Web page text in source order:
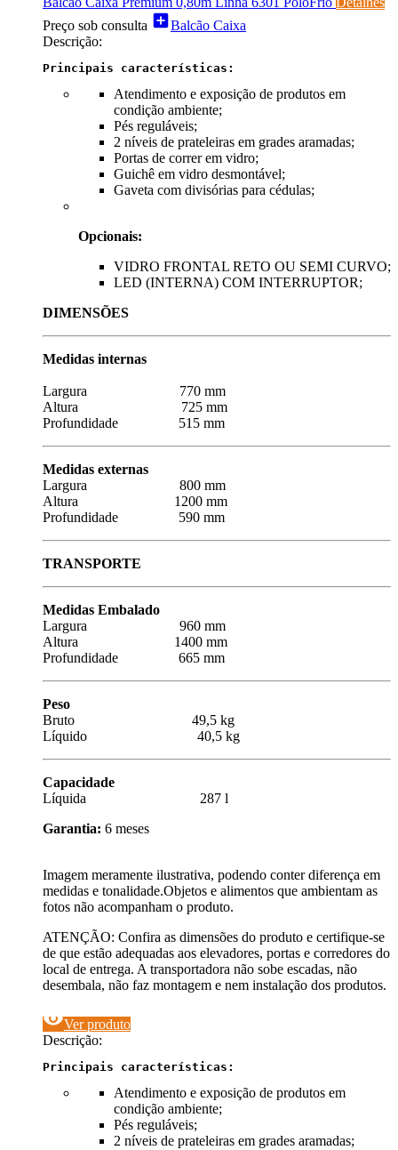
Preço sob consulta add_boxBalcão Caixa
Descrição:
Principais características:
Atendimento e exposição de produtos em
condição ambiente;
Pés reguláveis;
2 níveis de prateleiras em grades aramadas;
Portas de correr em vidro;
Guichê em vidro desmontável;
Gaveta com divisórias para cédulas;
Opcionais:
VIDRO FRONTAL RETO OU SEMI CURVO;
LED (INTERNA) COM INTERRUPTOR;
DIMENSÕES
Medidas internas
Largura 770 mm
Altura 725 mm
Profundidade 515 mm
Medidas externas
Largura 800 mm
Altura 1200 mm
Profundidade 590 mm
TRANSPORTE
Medidas Embalado
Largura 960 mm
Altura 1400 mm
Profundidade 665 mm
Peso
Bruto 49,5 kg
Líquido 40,5 kg
Capacidade
Líquida 287 l
Garantia: 6 meses
Imagem meramente ilustrativa, podendo conter diferença em
medidas e tonalidade.Objetos e alimentos que ambientam as
fotos não acompanham o produto.
ATENÇÃO: Confira as dimensões do produto e certifique-se
de que estão adequadas aos elevadores, portas e corredores do
local de entrega. A transportadora não sobe escadas, não
desembala, não faz montagem e nem instalação dos produtos.
visibilityVer produto
Descrição:
Principais características:
Atendimento e exposição de produtos em
condição ambiente;
Pés reguláveis;
2 níveis de prateleiras em grades aramadas;